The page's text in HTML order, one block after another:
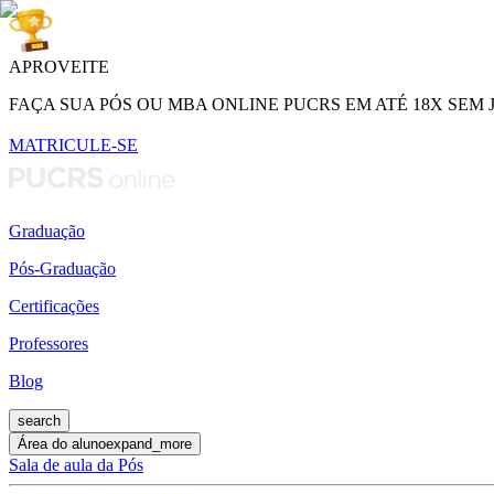
APROVEITE
FAÇA SUA PÓS OU MBA ONLINE PUCRS EM ATÉ 18X SEM
MATRICULE-SE
Graduação
Pós-Graduação
Certificações
Professores
Blog
search
Área do alunoexpand_more
Sala de aula da Pós